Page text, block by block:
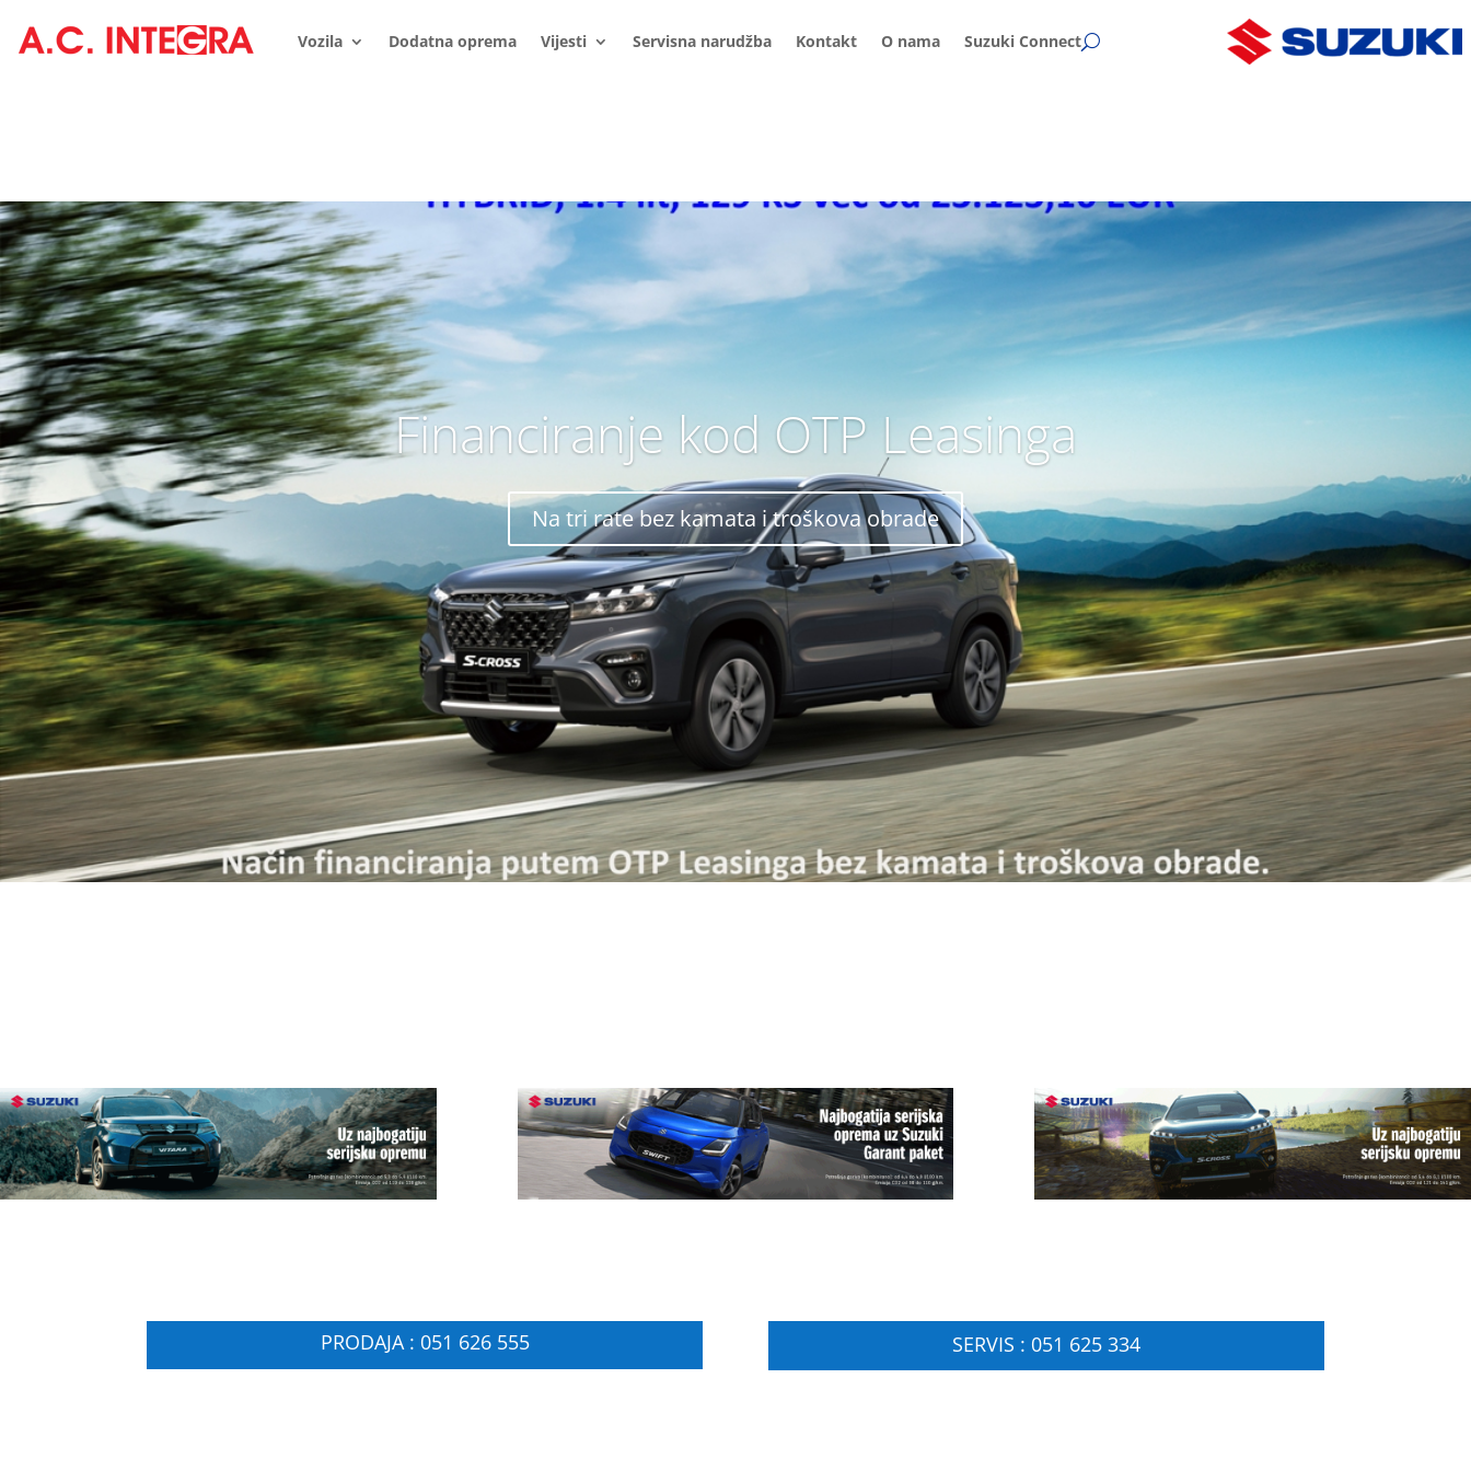
Vozila Dodatna oprema Vijesti Servisna narudžba Kontakt O nama Suzuki Connect
Financiranje kod OTP Leasinga
Na tri rate bez kamata i troškova obrade
PRODAJA : 051 626 555 SERVIS : 051 625 334